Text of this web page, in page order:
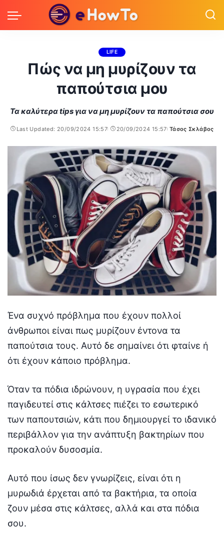
LIFE
Πώς να μη μυρίζουν τα
παπούτσια μου
Τα καλύτερα tips για να μη μυρίζουν τα παπούτσια σου
Last Updated: 20/09/2024 15:57 20/09/2024 15:57
Posted
Τάσος Σκλάβος
Ένα συχνό πρόβλημα που έχουν πολλοί
άνθρωποι είναι πως μυρίζουν έντονα τα
παπούτσια τους. Αυτό δε σημαίνει ότι φταίνε ή
ότι έχουν κάποιο πρόβλημα.
Όταν τα πόδια ιδρώνουν, η υγρασία που έχει
παγιδευτεί στις κάλτσες πιέζει το εσωτερικό
των παπουτσιών, κάτι που δημιουργεί το ιδανικό
περιβάλλον για την ανάπτυξη βακτηρίων που
προκαλούν δυσοσμία.
Αυτό που ίσως δεν γνωρίζεις, είναι ότι η
μυρωδιά έρχεται από τα βακτήρια, τα οποία
ζουν μέσα στις κάλτσες, αλλά και στα πόδια
σου.